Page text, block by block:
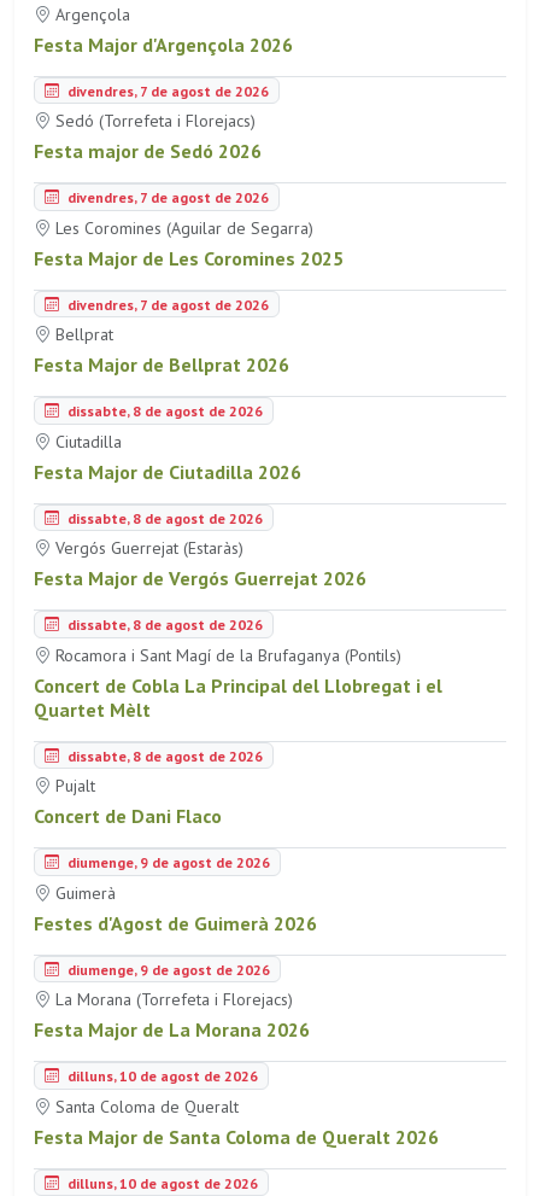
Argençola
Festa Major d'Argençola 2026
divendres, 7 de agost de 2026
Sedó (Torrefeta i Florejacs)
Festa major de Sedó 2026
divendres, 7 de agost de 2026
Les Coromines (Aguilar de Segarra)
Festa Major de Les Coromines 2025
divendres, 7 de agost de 2026
Bellprat
Festa Major de Bellprat 2026
dissabte, 8 de agost de 2026
Ciutadilla
Festa Major de Ciutadilla 2026
dissabte, 8 de agost de 2026
Vergós Guerrejat (Estaràs)
Festa Major de Vergós Guerrejat 2026
dissabte, 8 de agost de 2026
Rocamora i Sant Magí de la Brufaganya (Pontils)
Concert de Cobla La Principal del Llobregat i el
Quartet Mèlt
dissabte, 8 de agost de 2026
Pujalt
Concert de Dani Flaco
diumenge, 9 de agost de 2026
Guimerà
Festes d'Agost de Guimerà 2026
diumenge, 9 de agost de 2026
La Morana (Torrefeta i Florejacs)
Festa Major de La Morana 2026
dilluns, 10 de agost de 2026
Santa Coloma de Queralt
Festa Major de Santa Coloma de Queralt 2026
dilluns, 10 de agost de 2026